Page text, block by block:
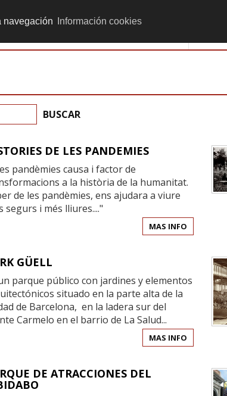
navegación Información cookies
DE LES PANDEMIES
pandèmies causa i factor de
a la història de la humanitat.
de les pandèmies, ens ajudara a viure
segurs i més lliures...."
MAS INFO
GÜELL
parque público con jardines y elementos
situado en la parte alta de la
de Barcelona, en la ladera sur del
Carmelo en el barrio de La Salud...
MAS INFO
DE ATRACCIONES DEL